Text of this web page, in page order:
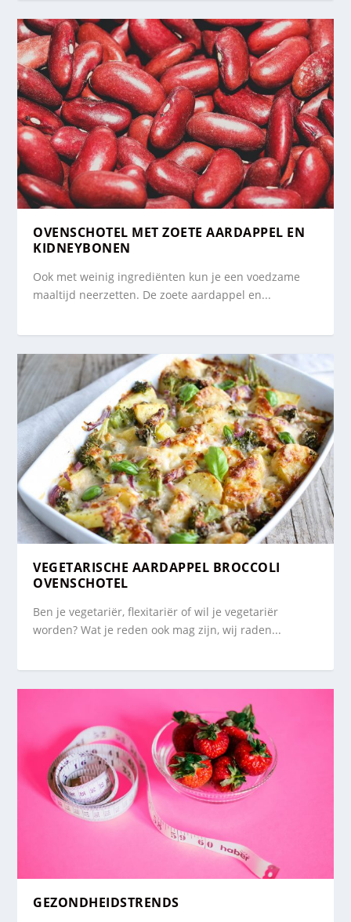
OVENSCHOTEL MET ZOETE AARDAPPEL EN
KIDNEYBONEN
Ook met weinig ingrediënten kun je een voedzame
maaltijd neerzetten. De zoete aardappel en...
VEGETARISCHE AARDAPPEL BROCCOLI
OVENSCHOTEL
Ben je vegetariër, flexitariër of wil je vegetariër
worden? Wat je reden ook mag zijn, wij raden...
GEZONDHEIDSTRENDS